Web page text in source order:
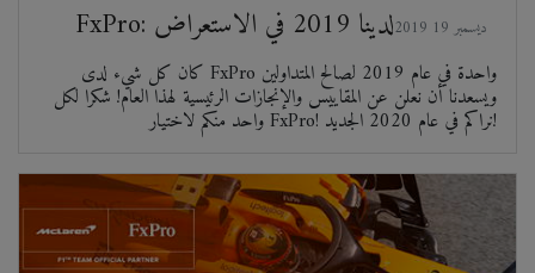
FxPro: لدينا 2019 في الاستعراض
كان كل شيء لدى FxPro واحدة في عام 2019 لصالح المتداولين
ويسعدنا أن نعلن عن المقاييس والإنجازات الرئيسية لهذا العام! شكرا لكل
واحد منكم لاختيار FxPro! نراكم في عام 2020 الجديد!